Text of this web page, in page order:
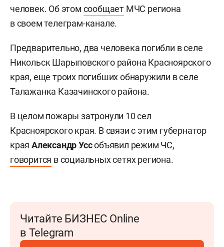
человек. Об этом сообщает МЧС региона
в своем телеграм-канале.
Предварительно, два человека погибли в селе
Никольск Шарыповского района Красноярского
края, еще троих погибших обнаружили в селе
Талажанка Казачинского района.
В целом пожары затронули 10 сел
Красноярского края. В связи с этим губернатор
края Александр Уссобъявил режим ЧС,
говорится в социальных сетях региона.
Читайте БИЗНЕС Online
в Telegram